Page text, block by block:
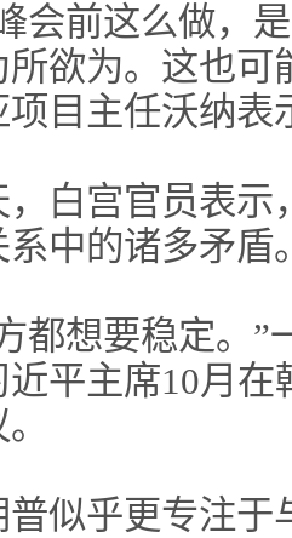
会前这么做，
所欲为。这也可
目主任沃纳表
，白宫官员表
中的诸多矛盾
都想要稳定。
平主席10月
似乎更专注